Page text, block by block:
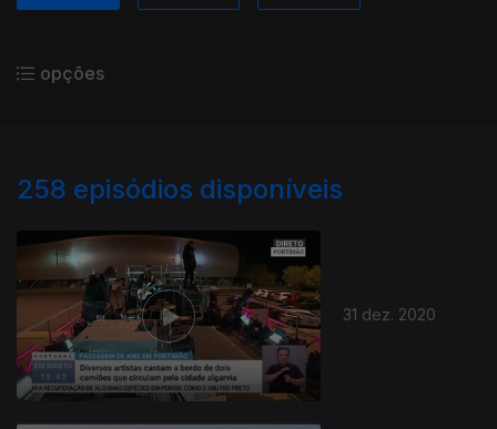
opções
258 episódios disponíveis
31 dez. 2020